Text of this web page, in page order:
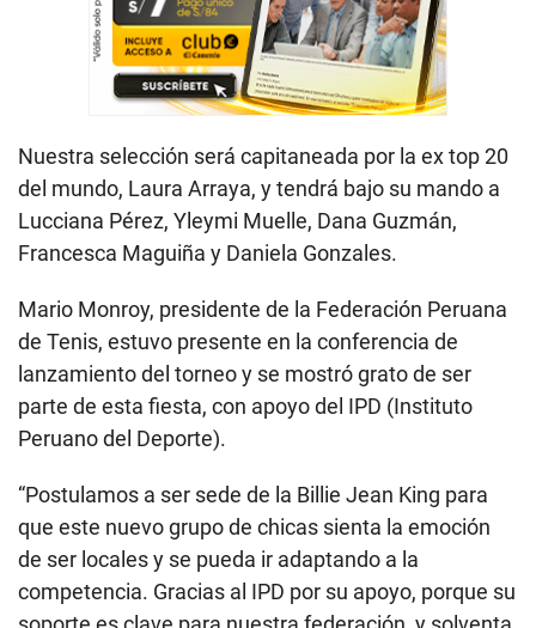
Nuestra selección será capitaneada por la ex top 20
del mundo, Laura Arraya, y tendrá bajo su mando a
Lucciana Pérez, Yleymi Muelle, Dana Guzmán,
Francesca Maguiña y Daniela Gonzales.
Mario Monroy, presidente de la Federación Peruana
de Tenis, estuvo presente en la conferencia de
lanzamiento del torneo y se mostró grato de ser
parte de esta fiesta, con apoyo del IPD (Instituto
Peruano del Deporte).
“Postulamos a ser sede de la Billie Jean King para
que este nuevo grupo de chicas sienta la emoción
de ser locales y se pueda ir adaptando a la
competencia. Gracias al IPD por su apoyo, porque su